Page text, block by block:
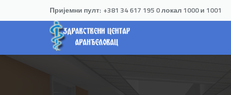
Пријемни пулт: +381 34 617 195 0 локал 1000 и 1001